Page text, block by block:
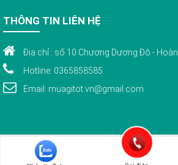
THÔNG TIN LIÊN HỆ
Địa chỉ : số 10 Chương Dương Độ -
Hotline: 0365858585
Email: muagitot.vn@gmail.com
© Bản quyền 2015 thuộc về